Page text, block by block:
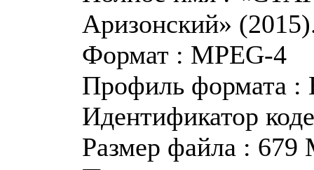
Аризонский»
Формат : MPEG-4
Профиль формата :
Идентификатор
Размер файла : 679